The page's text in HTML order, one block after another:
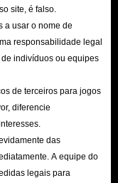
site, é falso.
a usar o nome de
responsabilidade legal
indivíduos ou equipes
de terceiros para jogos
diferencie
das
A equipe do
legais para